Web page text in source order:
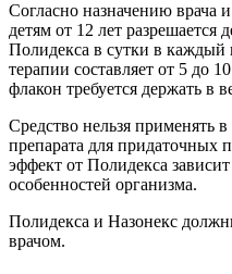
Согласно назначению
детям от 12 лет разрешается
Полидекса в сутки в каждый
терапии составляет от 5 до
флакон требуется держать в
Средство нельзя применять
препарата для придаточных
эффект от Полидекса
особенностей организма.
Полидекса и Назонекс
врачом.